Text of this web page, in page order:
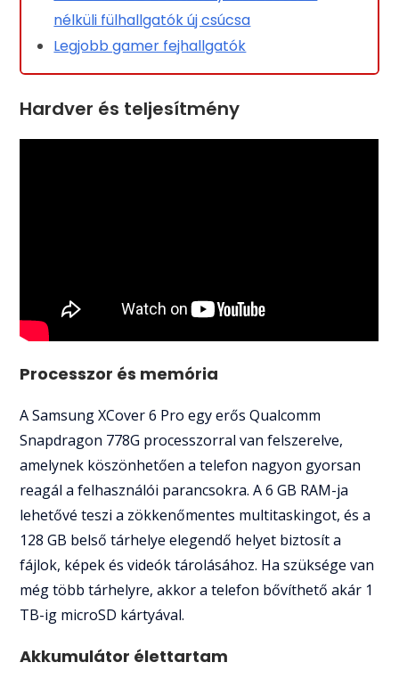
nélküli fülhallgatók új csúcsa
Legjobb gamer fejhallgatók
Hardver és teljesítmény
Processzor és memória
A Samsung XCover 6 Pro egy erős Qualcomm
Snapdragon 778G processzorral van felszerelve,
amelynek köszönhetően a telefon nagyon gyorsan
reagál a felhasználói parancsokra. A 6 GB RAM-ja
lehetővé teszi a zökkenőmentes multitaskingot, és a
128 GB belső tárhelye elegendő helyet biztosít a
fájlok, képek és videók tárolásához. Ha szüksége van
még több tárhelyre, akkor a telefon bővíthető akár 1
TB-ig microSD kártyával.
Akkumulátor élettartam